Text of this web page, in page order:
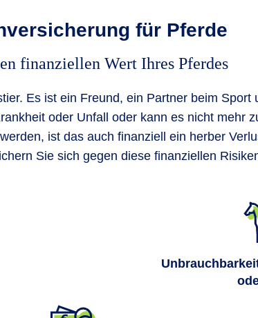
für Pferde
finanziellen Wert Ihres Pferdes
Es ist ein Freund, ein Partner beim Sport
oder Unfall oder kann es nicht mehr
ist das auch finanziell ein herber
Sie sich gegen diese finanziellen